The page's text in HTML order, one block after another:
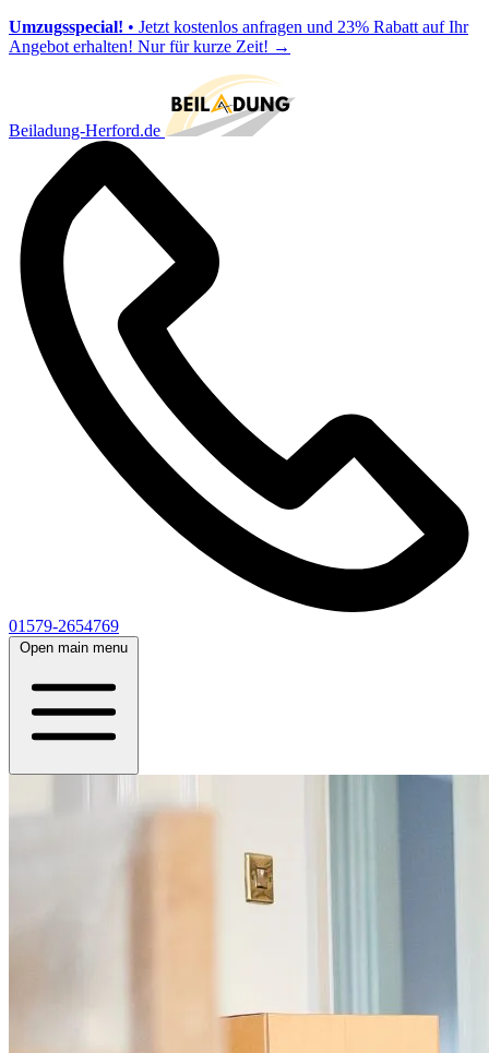
Umzugsspecial! • Jetzt kostenlos anfragen und 23% Rabatt auf Ihr
Angebot erhalten! Nur für kurze Zeit! →
Beiladung-Herford.de
01579-2654769
Open main menu